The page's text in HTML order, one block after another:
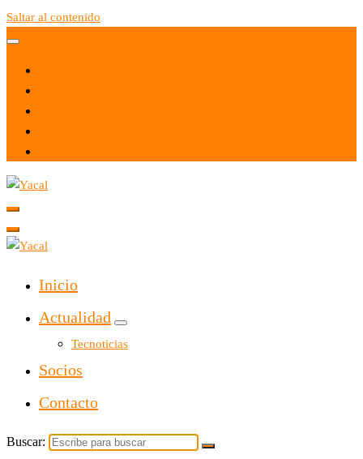
Saltar al contenido
Yacal micro hosting
Inicio
Actualidad
Tecnoticias
Socios
Contacto
Buscar: